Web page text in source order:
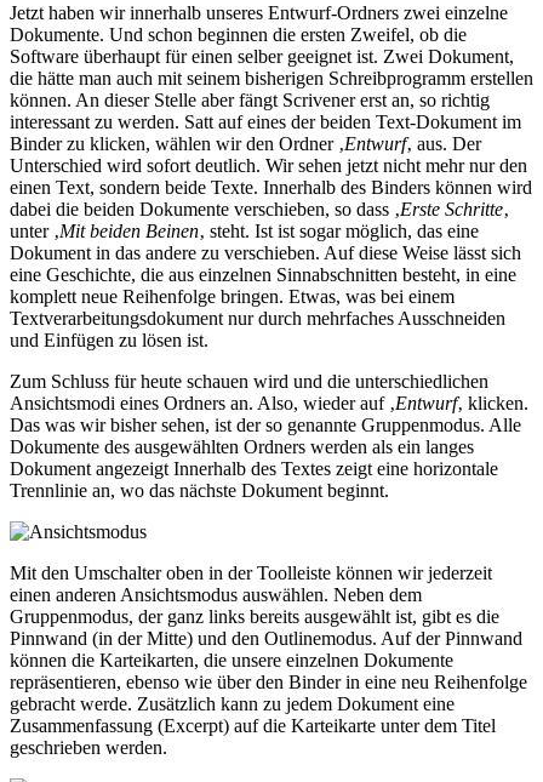
Jetzt haben wir innerhalb unseres Entwurf-Ordners zwei einzelne
Dokumente. Und schon beginnen die ersten Zweifel, ob die
Software überhaupt für einen selber geeignet ist. Zwei Dokument,
die hätte man auch mit seinem bisherigen Schreibprogramm erstellen
können. An dieser Stelle aber fängt Scrivener erst an, so richtig
interessant zu werden. Satt auf eines der beiden Text-Dokument im
Binder zu klicken, wählen wir den Ordner ‚Entwurf‚ aus. Der
Unterschied wird sofort deutlich. Wir sehen jetzt nicht mehr nur den
einen Text, sondern beide Texte. Innerhalb des Binders können wird
dabei die beiden Dokumente verschieben, so dass ‚Erste Schritte‚
unter ‚Mit beiden Beinen‚ steht. Ist ist sogar möglich, das eine
Dokument in das andere zu verschieben. Auf diese Weise lässt sich
eine Geschichte, die aus einzelnen Sinnabschnitten besteht, in eine
komplett neue Reihenfolge bringen. Etwas, was bei einem
Textverarbeitungsdokument nur durch mehrfaches Ausschneiden
und Einfügen zu lösen ist.
Zum Schluss für heute schauen wird und die unterschiedlichen
Ansichtsmodi eines Ordners an. Also, wieder auf ‚Entwurf‚ klicken.
Das was wir bisher sehen, ist der so genannte Gruppenmodus. Alle
Dokumente des ausgewählten Ordners werden als ein langes
Dokument angezeigt Innerhalb des Textes zeigt eine horizontale
Trennlinie an, wo das nächste Dokument beginnt.
Mit den Umschalter oben in der Toolleiste können wir jederzeit
einen anderen Ansichtsmodus auswählen. Neben dem
Gruppenmodus, der ganz links bereits ausgewählt ist, gibt es die
Pinnwand (in der Mitte) und den Outlinemodus. Auf der Pinnwand
können die Karteikarten, die unsere einzelnen Dokumente
repräsentieren, ebenso wie über den Binder in eine neu Reihenfolge
gebracht werde. Zusätzlich kann zu jedem Dokument eine
Zusammenfassung (Excerpt) auf die Karteikarte unter dem Titel
geschrieben werden.